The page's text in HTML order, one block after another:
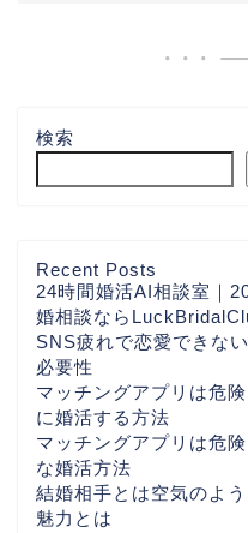
検索
Recent Posts
24時間婚活AI相談室｜
婚相談なら
SNS疲れで恋愛できな
必要性
マッチングアプリは危
に婚活する方法
マッチングアプリは危
な婚活方法
結婚相手とは空気のよ
魅力とは